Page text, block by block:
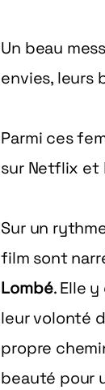
Un beau
envies, leurs
Parmi ces
sur Netflix et
Sur un
film sont
Lombé. Elle
leur volonté
propre
beauté pour